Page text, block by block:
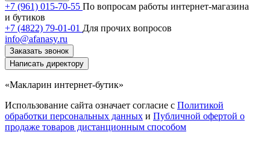
+7 (961) 015-70-55 По вопросам работы интернет-магазина
и бутиков
+7 (4822) 79-01-01 Для прочих вопросов
info@afanasy.ru
Заказать звонок
Написать директору
«Макларин интернет-бутик»
Использование сайта означает согласие с Политикой
обработки персональных данных и Публичной офертой о
продаже товаров дистанционным способом